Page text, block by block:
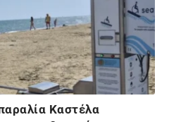
Καστέλα